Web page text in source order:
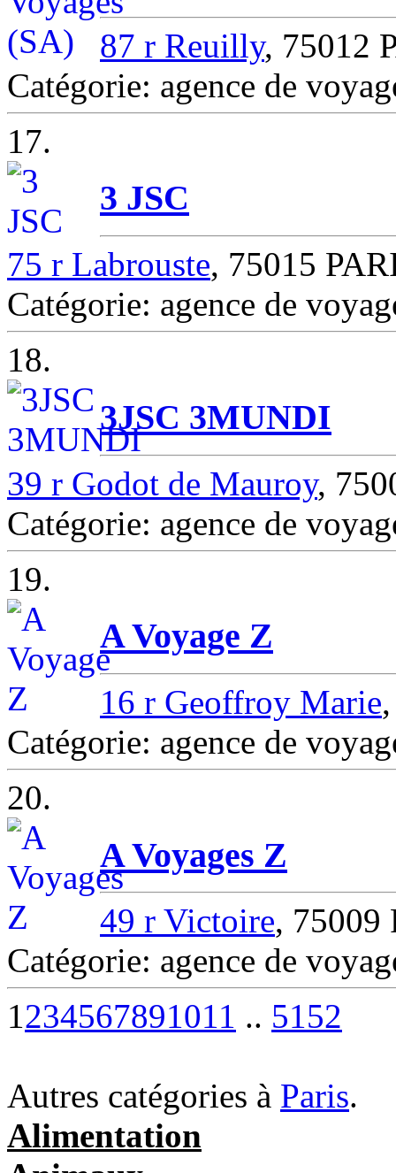
87 r Reuilly, 75012
Catégorie: agence de
17.
3 JSC
75 r Labrouste, 75015
Catégorie: agence de
18.
3JSC 3MUNDI
39 r Godot de Mauroy,
Catégorie: agence de
19.
A Voyage Z
16 r Geoffroy Marie
Catégorie: agence de
20.
A Voyages Z
49 r Victoire, 75009
Catégorie: agence de
1234567891011 .. 5152
Autres catégories à Paris.
Alimentation